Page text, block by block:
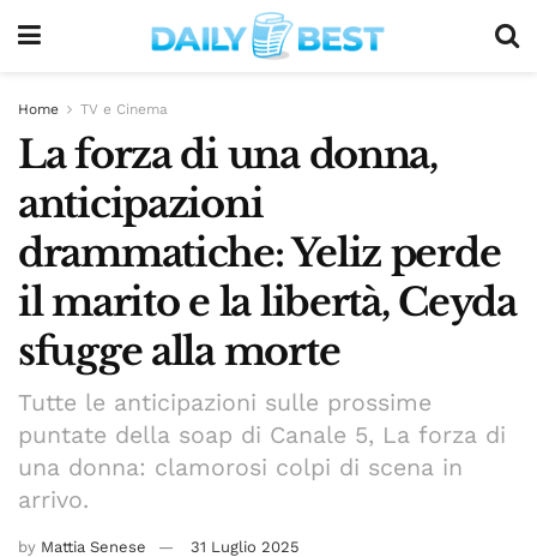
Home TV e Cinema
La forza di una donna,
anticipazioni
drammatiche: Yeliz perde
il marito e la libertà, Ceyda
sfugge alla morte
Tutte le anticipazioni sulle prossime
puntate della soap di Canale 5, La forza di
una donna: clamorosi colpi di scena in
arrivo.
by Mattia Senese 31 Luglio 2025